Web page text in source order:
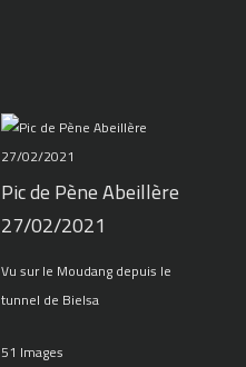
Pic de Pène Abeillère
27/02/2021
Vu sur le Moudang depuis le
tunnel de Bielsa
51 Images